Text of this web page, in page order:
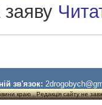
заяву
зв'язок:
краю . Редакція сайту не